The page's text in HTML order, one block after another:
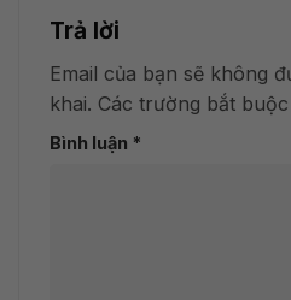
Trả lời
Email của bạn sẽ không
khai. Các trường bắt
Bình luận *